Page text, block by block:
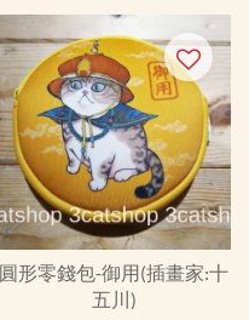
圓形零錢包-御用(插畫家:十
五川)